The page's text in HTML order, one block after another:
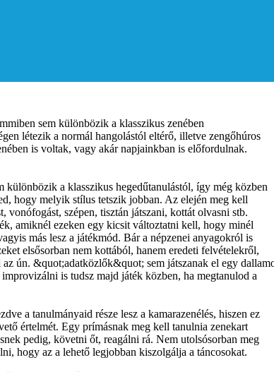
sem különbözik a klasszikus zenében
létezik a normál hangolástól eltérő, illetve zengőhúros
is voltak, vagy akár napjainkban is előfordulnak.
különbözik a klasszikus hegedűtanulástól, így még közben
hogy melyik stílus tetszik jobban. Az elején meg kell
vonófogást, szépen, tisztán játszani, kottát olvasni stb.
amiknél ezeken egy kicsit változtatni kell, hogy minél
más lesz a játékmód. Bár a népzenei anyagokról is
elsősorban nem kottából, hanem eredeti felvételekről,
ún. &quot;adatközlők&quot; sem játszanak el egy
is tudsz majd játék közben, ha megtanulod a
a tanulmányaid része lesz a kamarazenélés, hiszen ez
értelmét. Egy prímásnak meg kell tanulnia zenekart
pedig, követni őt, reagálni rá. Nem utolsósorban meg
hogy az a lehető legjobban kiszolgálja a táncosokat.